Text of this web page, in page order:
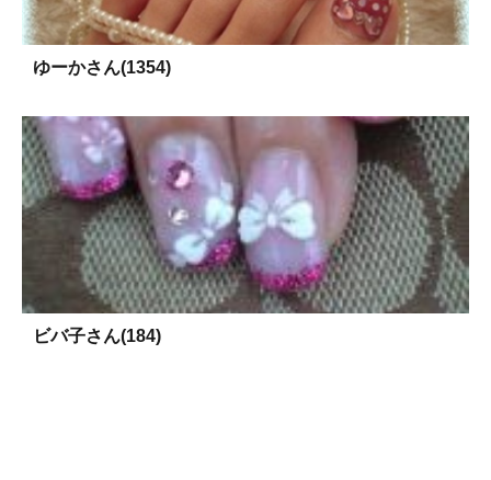
ゆーかさん(1354)
ビバ子さん(184)